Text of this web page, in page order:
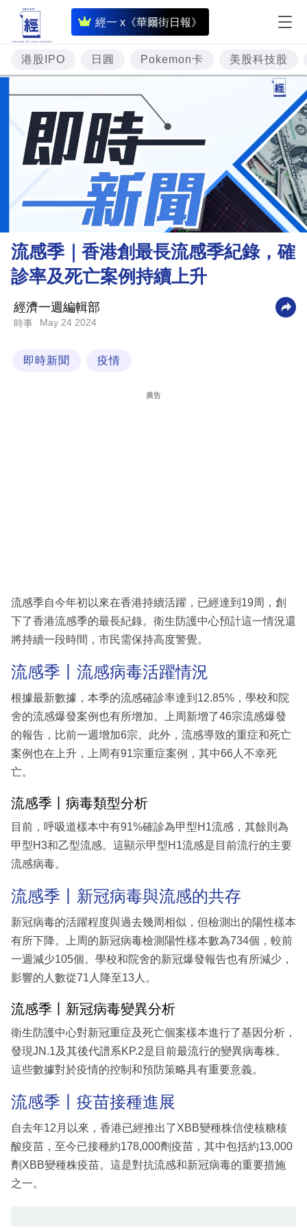
經一 x《華爾街日報》
即
時
財
經
專
題
投
資
樓
市
財
商
業
科
區
港股IPO 日圓 Pokemon卡 美股科技股
流感季｜香港創最長流感季紀錄，確
診率及死亡案例持續上升
經濟一週編輯部
時事 May 24 2024
即時新聞 疫情
廣告
流感季自今年初以來在香港持續活躍，已經達到19周，創
下了香港流感季的最長紀錄。衛生防護中心預計這一情況還
將持續一段時間，市民需保持高度警覺。
流感季丨流感病毒活躍情況
根據最新數據，本季的流感確診率達到12.85%，學校和院
舍的流感爆發案例也有所增加。上周新增了46宗流感爆發
的報告，比前一週增加6宗。此外，流感導致的重症和死亡
案例也在上升，上周有91宗重症案例，其中66人不幸死
亡。
流感季丨病毒類型分析
目前，呼吸道樣本中有91%確診為甲型H1流感，其餘則為
甲型H3和乙型流感。這顯示甲型H1流感是目前流行的主要
流感病毒。
流感季丨新冠病毒與流感的共存
新冠病毒的活躍程度與過去幾周相似，但檢測出的陽性樣本
有所下降。上周的新冠病毒檢測陽性樣本數為734個，較前
一週減少105個。學校和院舍的新冠爆發報告也有所減少，
影響的人數從71人降至13人。
流感季丨新冠病毒變異分析
衛生防護中心對新冠重症及死亡個案樣本進行了基因分析，
發現JN.1及其後代譜系KP.2是目前最流行的變異病毒株。
這些數據對於疫情的控制和預防策略具有重要意義。
流感季丨疫苗接種進展
自去年12月以來，香港已經推出了XBB變種株信使核糖核
酸疫苗，至今已接種約178,000劑疫苗，其中包括約13,000
劑XBB變種株疫苗。這是對抗流感和新冠病毒的重要措施
之一。